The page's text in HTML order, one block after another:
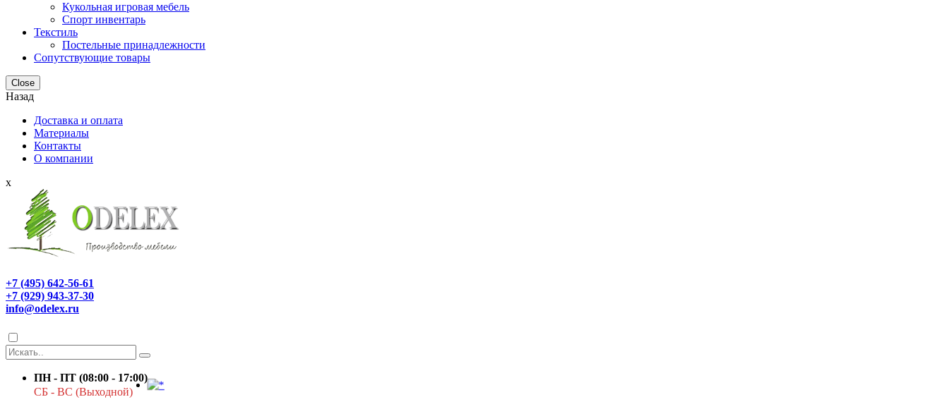
Кукольная игровая мебель
Спорт инвентарь
Текстиль
Постельные принадлежности
Сопутствующие товары
Close
Назад
Доставка и оплата
Материалы
Контакты
О компании
x
+7 (495) 642-56-61
+7 (929) 943-37-30
info@odelex.ru
ПН - ПТ (08:00 - 17:00)
СБ - ВС (Выходной)